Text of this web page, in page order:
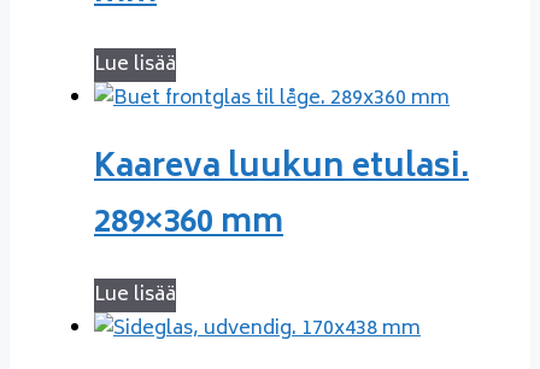
Lue lisää
Kaareva luukun etulasi.
289×360 mm
Lue lisää